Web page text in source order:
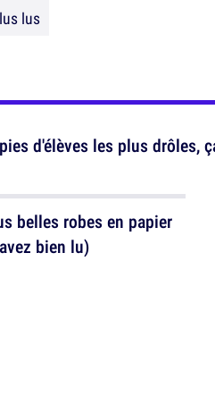
lus
d'élèves les plus drôles,
belles robes en papier
bien lu)